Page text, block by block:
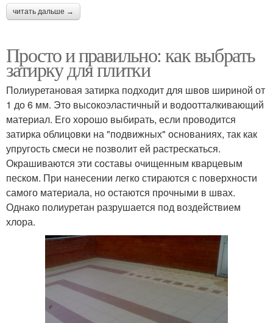
читать дальше →
Просто и правильно: как выбрать
затирку для плитки
Полиуретановая затирка подходит для швов шириной от
1 до 6 мм. Это высокоэластичный и водоотталкивающий
материал. Его хорошо выбирать, если проводится
затирка облицовки на "подвижных" основаниях, так как
упругость смеси не позволит ей растрескаться.
Окрашиваются эти составы очищенным кварцевым
песком. При нанесении легко стираются с поверхности
самого материала, но остаются прочными в швах.
Однако полиуретан разрушается под воздействием
хлора.